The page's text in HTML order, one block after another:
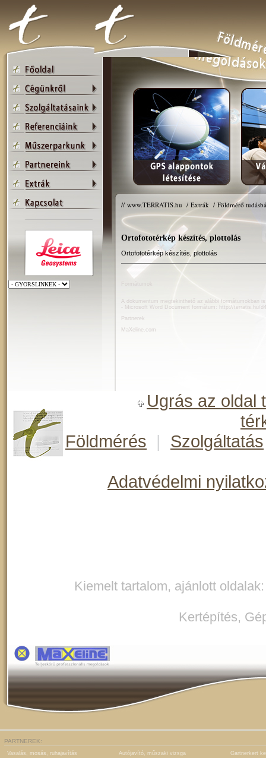
// www.TERRATIS.hu / Extrák / Földmérő
Ortofototérkép készítés, plottolás
Ortofototérkép készítés, plottolás
A dokumentum megtekinthető az alábbi formátumokban
- Microsoft Word Document formátum:
http://terratis.hu/
Partnerek
MaXeline.com
Ugrás az oldal
Földmérés
| Szolgáltatás
Adatvédelmi
Kiemelt tartalom, ajánlott
Kertépítés,
PARTNEREK:
Vasalás, mosás, ruhajavítás Autójavító, műszaki vizsga
Gartnerkert